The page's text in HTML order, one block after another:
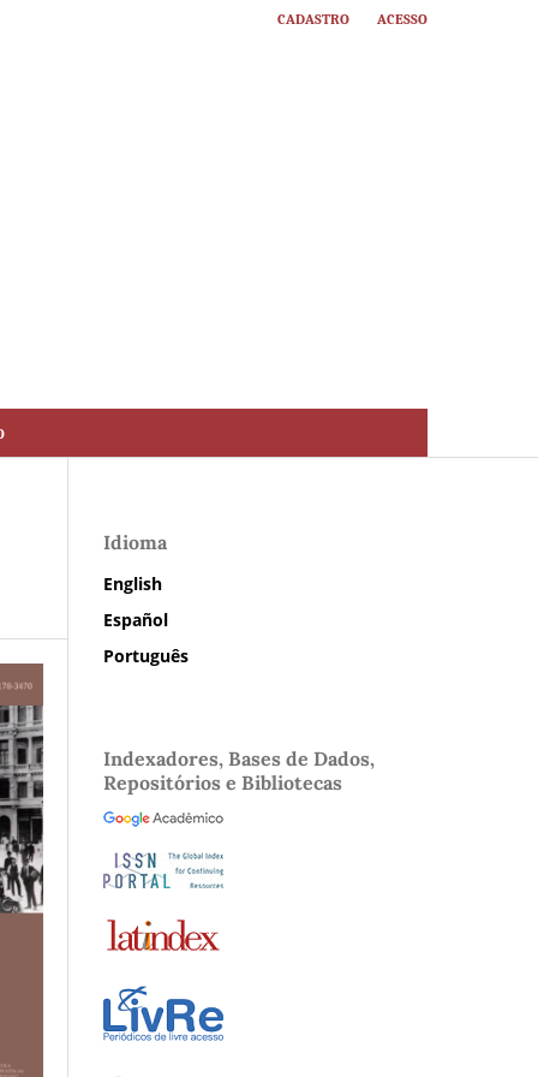
Cadastro Acesso
Idioma
English
Español
Português
Indexadores, Bases de Dados,
Repositórios e Bibliotecas